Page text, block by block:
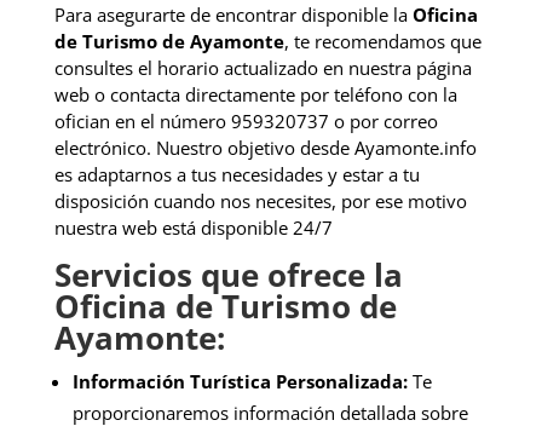
Para asegurarte de encontrar disponible la Oficina
de Turismo de Ayamonte, te recomendamos que
consultes el horario actualizado en nuestra página
web o contacta directamente por teléfono con la
ofician en el número 959320737 o por correo
electrónico. Nuestro objetivo desde Ayamonte.info
es adaptarnos a tus necesidades y estar a tu
disposición cuando nos necesites, por ese motivo
nuestra web está disponible 24/7
Servicios que ofrece la
Oficina de Turismo de
Ayamonte:
Información Turística Personalizada:Te
proporcionaremos información detallada sobre